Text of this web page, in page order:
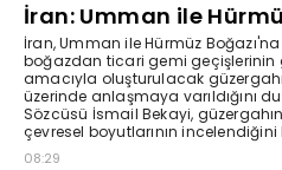
İran: Umman ile
İran, Umman ile Hürmüz
boğazdan ticari gemi geçişlerinin
amacıyla oluşturulacak
üzerinde anlaşmaya varıldığını
Sözcüsü İsmail Bekayi,
çevresel boyutlarının incelendiğini
08:29